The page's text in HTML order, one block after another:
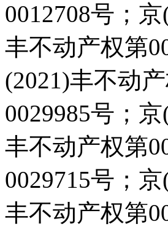
0012708号；
丰不动产权第
(2021)丰不动
0029985号；
丰不动产权第
0029715号；
丰不动产权第